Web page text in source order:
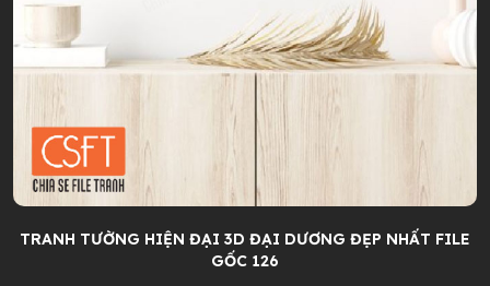
TRANH TƯỜNG HIỆN ĐẠI 3D ĐẠI DƯƠNG ĐẸP NHẤT FILE
GỐC 126